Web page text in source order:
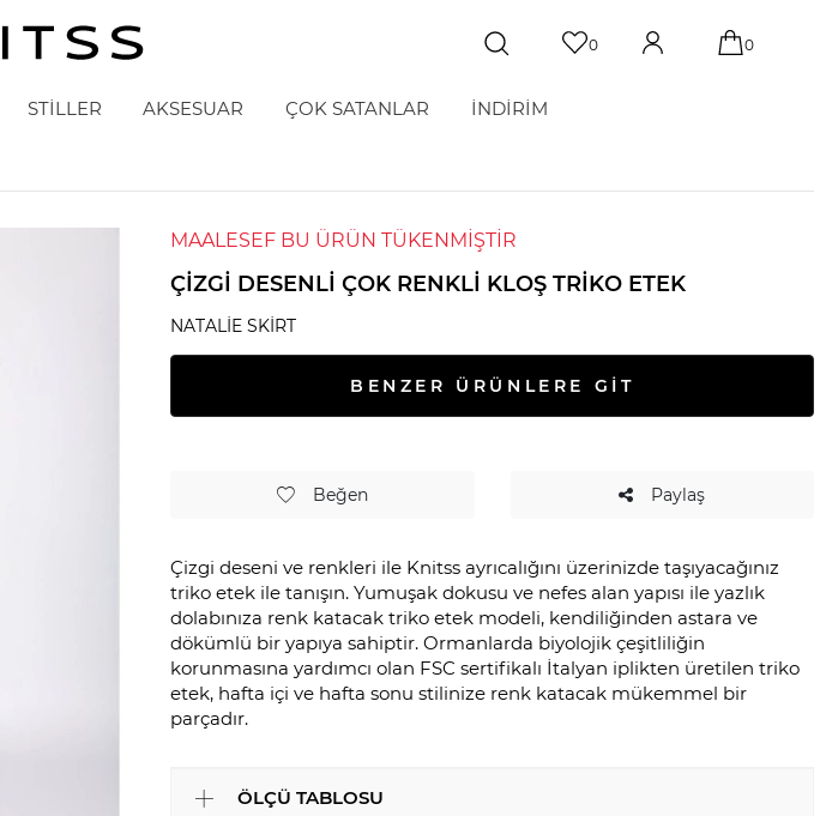
0 0
STİLLER AKSESUAR ÇOK SATANLAR İNDİRİM
MAALESEF BU ÜRÜN TÜKENMİŞTİR
ÇIZGI DESENLI ÇOK RENKLI KLOŞ TRIKO ETEK
NATALIE SKIRT
BENZER ÜRÜNLERE GİT
Beğen Paylaş
Çizgi deseni ve renkleri ile Knitss ayrıcalığını üzerinizde taşıyacağınız
triko etek ile tanışın. Yumuşak dokusu ve nefes alan yapısı ile yazlık
dolabınıza renk katacak triko etek modeli, kendiliğinden astara ve
dökümlü bir yapıya sahiptir. Ormanlarda biyolojik çeşitliliğin
korunmasına yardımcı olan FSC sertifikalı İtalyan iplikten üretilen triko
etek, hafta içi ve hafta sonu stilinize renk katacak mükemmel bir
parçadır.
ÖLÇÜ TABLOSU